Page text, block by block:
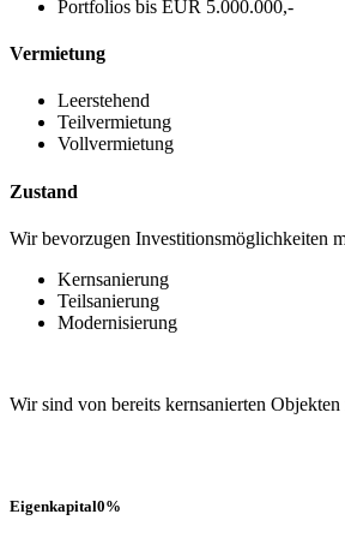
Portfolios bis EUR 5.000.000,-
Vermietung
Leerstehend
Teilvermietung
Vollvermietung
Zustand
Wir bevorzugen Investitionsmöglichkeiten
Kernsanierung
Teilsanierung
Modernisierung
Wir sind von bereits kernsanierten Objekten
Eigenkapital0%